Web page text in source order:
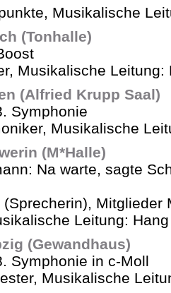
Musikalische
(Tonhalle)
Musikalische Leitung:
(Alfried Krupp Saal)
Symphonie
Musikalische
(M*Halle)
Na warte, sagte
Mitglieder
Leitung:
(Gewandhaus)
Symphonie in c-Moll
Musikalische